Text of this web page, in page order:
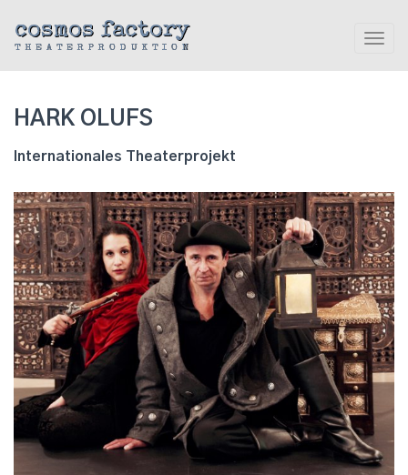
cosmos factory
THEATERPRODUKTION
HARK OLUFS
Internationales Theaterprojekt